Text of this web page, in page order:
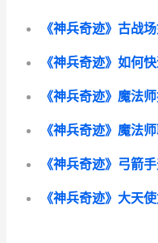
《神兵奇迹》古战
《神兵奇迹》如何
《神兵奇迹》弓箭
《神兵奇迹》大天